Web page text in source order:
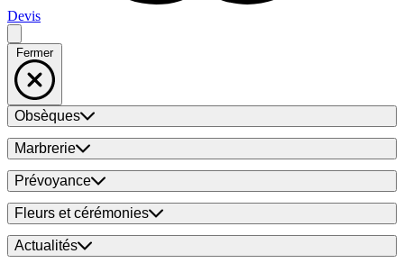
Devis
Fermer
Obsèques
Marbrerie
Prévoyance
Fleurs et cérémonies
Actualités